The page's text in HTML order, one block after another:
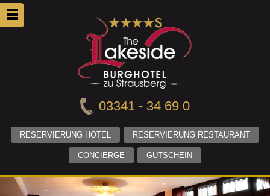
03341 - 34 69 0
RESERVIERUNG HOTEL RESERVIERUNG RESTAURANT
CONCIERGE GUTSCHEIN